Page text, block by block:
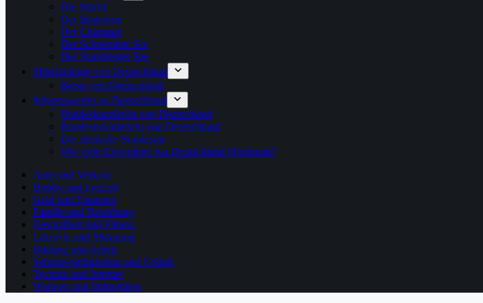
Die Müritz
Der Bodensee
Der Chiemsee
Der Schweriner See
Der Starnberger See
Mittelgebirge von Deutschland
Berge von Deutschland
Wissenswertes zu Deutschland
Bundeskanzler/in von Deutschland
Bundespräsident/in von Deutschland
Der deutsche Bundesrat
Wie viele Einwohner hat Deutschland überhaupt?
Auto und Verkehr
Hobby und Freizeit
Geld und Finanzen
Familie und Beziehung
Gesundheit und Fitness
Lifestyle und Shopping
Bildung und Arbeit
Sehenswürdigkeiten und Urlaub
Technik und Internet
Wohnen und Immobilien